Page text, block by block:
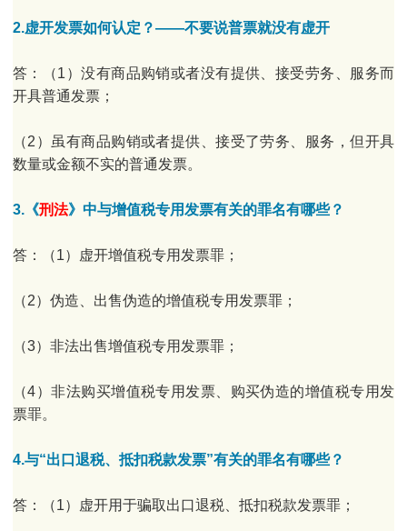
2.虚开发票如何认定？——不要说普票就没有虚开
答：（1）没有商品购销或者没有提供、接受劳务、服务而
开具普通发票；
（2）虽有商品购销或者提供、接受了劳务、服务，但开具
数量或金额不实的普通发票。
3.《刑法》中与增值税专用发票有关的罪名有哪些？
答：（1）虚开增值税专用发票罪；
（2）伪造、出售伪造的增值税专用发票罪；
（3）非法出售增值税专用发票罪；
（4）非法购买增值税专用发票、购买伪造的增值税专用发
票罪。
4.与“出口退税、抵扣税款发票”有关的罪名有哪些？
答：（1）虚开用于骗取出口退税、抵扣税款发票罪；